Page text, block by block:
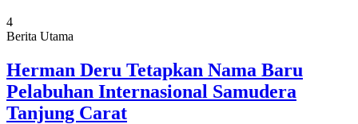
4
Berita Utama
Herman Deru Tetapkan Nama Baru
Pelabuhan Internasional Samudera
Tanjung Carat